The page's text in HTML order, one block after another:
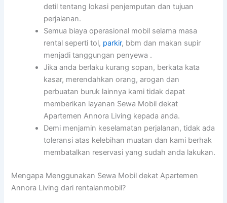
detil tentang lokasi penjemputan dan tujuan
perjalanan.
Semua biaya operasional mobil selama masa
rental seperti tol, parkir, bbm dan makan supir
menjadi tanggungan penyewa .
Jika anda berlaku kurang sopan, berkata kata
kasar, merendahkan orang, arogan dan
perbuatan buruk lainnya kami tidak dapat
memberikan layanan Sewa Mobil dekat
Apartemen Annora Living kepada anda.
Demi menjamin keselamatan perjalanan, tidak ada
toleransi atas kelebihan muatan dan kami berhak
membatalkan reservasi yang sudah anda lakukan.
Mengapa Menggunakan Sewa Mobil dekat Apartemen
Annora Living dari rentalanmobil?